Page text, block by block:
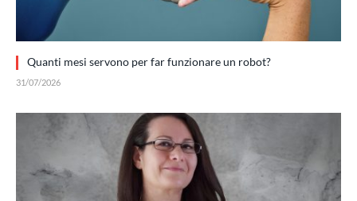
Quanti mesi servono per far funzionare un robot?
31/07/2026